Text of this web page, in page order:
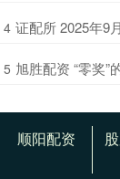
4 证配所 2025年9
5 旭胜配资 “零奖”
顺阳配资